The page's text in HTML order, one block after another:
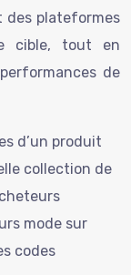
des plateformes
cible, tout en
de
d’un produit
collection de
mode sur
codes